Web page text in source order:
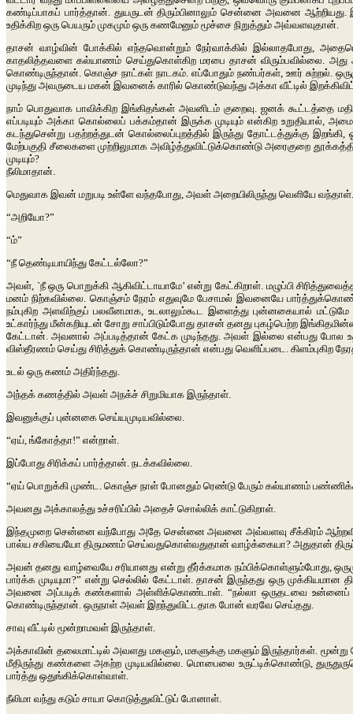
கண்டிப்பாகப் பார்த்தான். துயருடன் திரும்பினாலும் சென்னை அவனை
உதிக்கிற ஒரு பெயரும் முகமும் ஒரு கணமேனும் மூச்சை நிறுத்தும் அவ்வளவுதான்.
தாசன் வாழ்வின் போக்கில் எந்தவொன்றும் நேர்வாக்கில் இல்லாதபோது,
காதலித்தவளை கல்யாணம் செய்துகொள்கிற மரபை தாசன் விரும்பவில்லை. அது
கொண்டிருந்தான். கொஞ்ச நாட்கள் நாடகம். எப்போதும் நண்பர்கள், ஊர் சுற்றல்.
முடிந்து அவருடைய மகன் இவனைக் காரில் கொண்டுவந்து அக்கா வீட்டில்
நாம் பொதுவாக பாவிக்கிற இங்கிதங்கள் அவனிடம் குறைவு. ஜனக் கூட்டத்தை
எப்படியும் அக்கா கொல்லைப் பக்கம்தான் இருக்க முடியும் என்கிற உறுதியால்,
கடந்துசென்று பதற்றத்துடன் கொல்லைப்புறத்தில் இருந்து தோட்டத்துக்கு
மேற்பகுதி சீலைகளை முற்றிலுமாக அவிழ்த்துவிட்டுக்கொண்டு அரைகுறை
முடியும்?
நீலிமாதான்.
மெதுவாக இவன் மறுபடி உள்ளே வந்தபோது, அவள் அறையிலிருந்து வெளியே
“அறியோ?”
“ம்”
“நீ தெண்டியாயிந்து கேட்டல்லோ?”
அவள், `நீ ஒரு பொறுக்கி ஆகிவிட்டாயாமே’ என்று கேட்கிறாள். மழுப்பி
மனம் நிற்கவில்லை. கொஞ்சம் நேரம் எதுவுமே பேசாமல் இவனையே
நம்புகிற அளவிற்குப் பலவீனமாக, உடலாலும்கூட இளைத்து புன்னகையால்
உட்கார்ந்து மீன்கறியுடன் சோறு சாப்பிடும்போது தாசன் தனது புகழ்பெற்ற
கேட்டான். அவனால் அப்படித்தான் கேட்க முடிந்தது. அவள் இல்லை என்பது போல
விஸ்தீரணம் செய்து சிரித்துக் கொண்டிருந்தான் என்பது வெளிப்படை. கிளம்புகிற
உடல் ஒரு கணம் அதிர்ந்தது.
அந்தக் கணத்தில் அவள் அநக்ச் சிறுமியாக இருந்தாள்.
இவனுக்குப் புன்னகை செய்யமுடியவில்லை.
“ஏய், ங்கோத்தா!” என்றாள்.
இப்போது சிரிக்கப் பார்த்தான். நடக்கவில்லை.
“ஏய் பொறுக்கி முண்ட. கொஞ்ச நாள் போனதும் ரெண்டு பேரும் கல்யாணம்
அவனது அக்காலத்து உச்சரிப்பில் அதைச் சொல்லிக் காட்டுகிறாள்.
இந்தமுறை சென்னை வந்போது அதே சென்னை அவனை அவ்வளவு சீக்கிரம்
பால்ய சகியையோ திருமணம் செய்வதுகொள்வதுதான் வாழ்க்கையா? அதுதான்
அவன் தனது வாழ்வையே சரியானது என்று தீர்க்கமாக நம்பிக்கொள்ளும்போது,
பார்க்க முடியுமா?” என்று செல்லில் கேட்டாள். தாசன் இருந்தது ஒரு
அவனை அப்படிக் கண்களால் அள்ளிக்கொண்டாள். “நல்லா ஒருதடவை உன்னைப்
கொண்டிருந்தான். ஒருநாள் அவள் இறந்துவிட்டதாக போன் வரவே செய்தது.
சாவு வீட்டில் மூன்றாமவள் இருந்தாள்.
அக்காவின் தலைமாட்டில் அவளது மகளும், மகளுக்கு மகளும் இருந்தார்கள். மூன்று
மீதிருந்து கண்களை அகற்ற முடியவில்லை. மொபைலை உருட்டிக்கொண்டு,
பார்த்து ஒதுங்கிக்கொள்வாள்.
நீலிமா வந்து கடும் சாயா கொடுத்துவிட்டுப் போனாள்.